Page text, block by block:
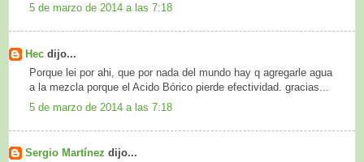
5 de marzo de 2014 a las 7:18
Hec dijo...
Porque lei por ahi, que por nada del mundo hay q agregarle agua
a la mezcla porque el Acido Bórico pierde efectividad. gracias...
5 de marzo de 2014 a las 7:18
Sergio Martínez dijo...